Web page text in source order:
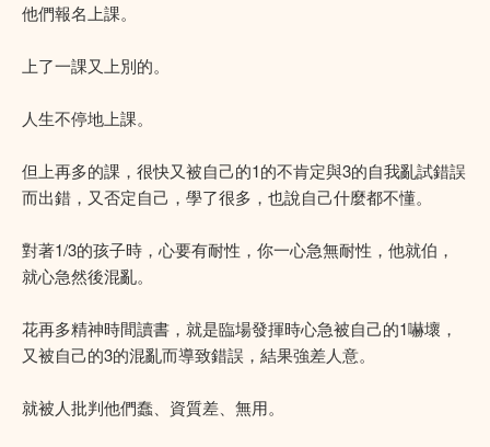
他們報名上課。
上了一課又上別的。
人生不停地上課。
但上再多的課，很快又被自己的1的不肯定與3的自我亂試錯誤
而出錯，又否定自己，學了很多，也說自己什麼都不懂。
對著1/3的孩子時，心要有耐性，你一心急無耐性，他就伯，
就心急然後混亂。
花再多精神時間讀書，就是臨場發揮時心急被自己的1嚇壞，
又被自己的3的混亂而導致錯誤，結果強差人意。
就被人批判他們蠢、資質差、無用。